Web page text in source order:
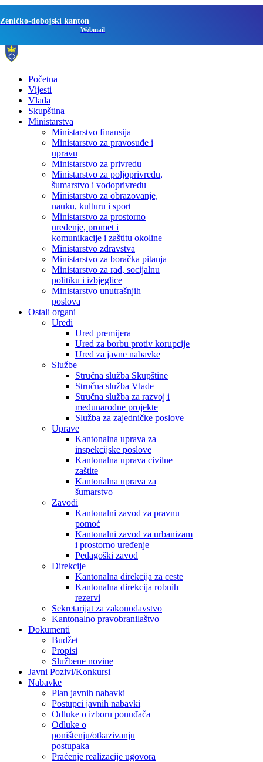
Zeničko-dobojski kanton
Webmail
Početna
Vijesti
Vlada
Skupština
Ministarstva
Ministarstvo finansija
Ministarstvo za pravosuđe i
upravu
Ministarstvo za privredu
Ministarstvo za poljoprivredu,
šumarstvo i vodoprivredu
Ministarstvo za obrazovanje,
nauku, kulturu i sport
Ministarstvo za prostorno
uređenje, promet i
komunikacije i zaštitu okoline
Ministarstvo zdravstva
Ministarstvo za boračka pitanja
Ministarstvo za rad, socijalnu
politiku i izbjeglice
Ministarstvo unutrašnjih
poslova
Ostali organi
Uredi
Ured premijera
Ured za borbu protiv korupcije
Ured za javne nabavke
Službe
Stručna služba Skupštine
Stručna služba Vlade
Stručna služba za razvoj i
međunarodne projekte
Služba za zajedničke poslove
Uprave
Kantonalna uprava za
inspekcijske poslove
Kantonalna uprava civilne
zaštite
Kantonalna uprava za
šumarstvo
Zavodi
Kantonalni zavod za pravnu
pomoć
Kantonalni zavod za urbanizam
i prostorno uređenje
Pedagoški zavod
Direkcije
Kantonalna direkcija za ceste
Kantonalna direkcija robnih
rezervi
Sekretarijat za zakonodavstvo
Kantonalno pravobranilaštvo
Dokumenti
Budžet
Propisi
Službene novine
Javni Pozivi/Konkursi
Nabavke
Plan javnih nabavki
Postupci javnih nabavki
Odluke o izboru ponuđača
Odluke o
poništenju/otkazivanju
postupaka
Praćenje realizacije ugovora